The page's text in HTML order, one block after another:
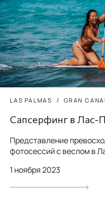
LAS PALMAS GRAN
Сапсерфинг в Лас-
Представление
фотосессий с веслом в
1 ноября 2023